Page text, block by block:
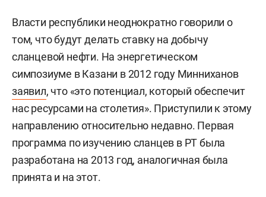
Власти республики неоднократно говорили о
том, что будут делать ставку на добычу
сланцевой нефти. На энергетическом
симпозиуме в Казани в 2012 году Минниханов
заявил, что «это потенциал, который обеспечит
нас ресурсами на столетия». Приступили к этому
направлению относительно недавно. Первая
программа по изучению сланцев в РТ была
разработана на 2013 год, аналогичная была
принята и на этот.